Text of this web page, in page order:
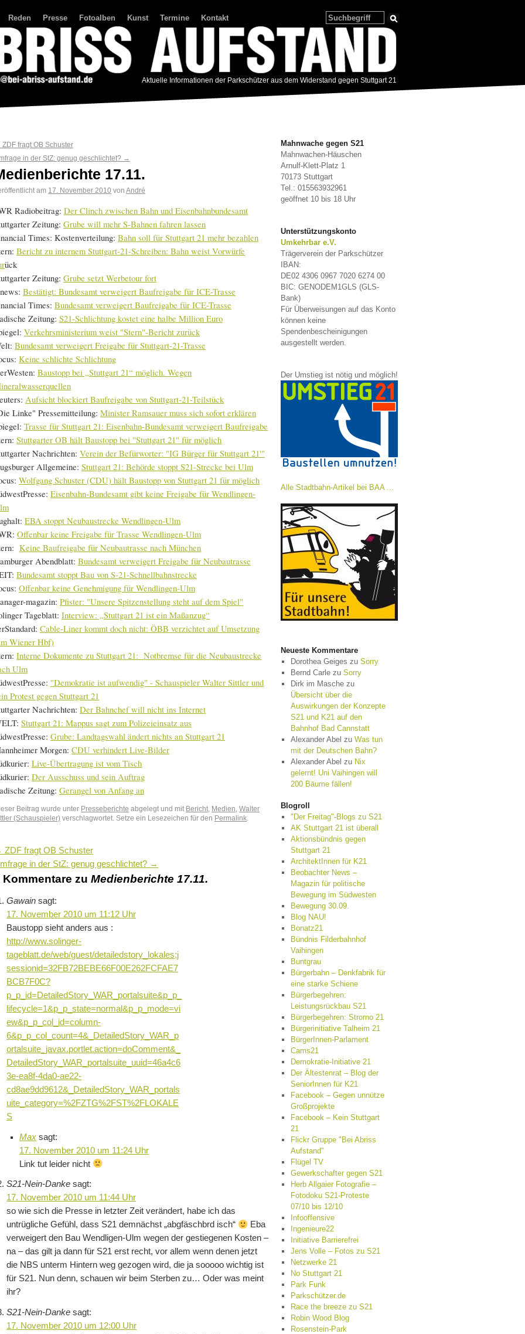
Reden Presse Fotoalben Kunst Termine Kontakt
Aktuelle Informationen der Parkschützer aus dem Widerstand gegen Stuttgart 21
ZDF fragt OB Schuster
in der StZ: genug geschlichtet? →
17.11.
am 17. November 2010 von André
Radiobeitrag: Der Clinch zwischen Bahn und Eisenbahnbundesamt
Zeitung: Grube will mehr S-Bahnen fahren lassen
Times: Kostenverteilung: Bahn soll für Stuttgart 21 mehr bezahlen
Bericht zu internem Stuttgart-21-Schreiben: Bahn weist Vorwürfe
ück
Zeitung: Grube setzt Werbetour fort
Bestätigt: Bundesamt verweigert Baufreigabe für ICE-Trasse
Times: Bundesamt verweigert Baufreigabe für ICE-Trasse
Zeitung: S21-Schlichtung kostet eine halbe Million Euro
Verkehrsministerium weist "Stern"-Bericht zurück
Bundesamt verweigert Freigabe für Stuttgart-21-Trasse
Keine schlichte Schlichtung
Baustopp bei „Stuttgart 21“ möglich. Wegen
Aufsicht blockiert Baufreigabe von Stuttgart-21-Teilstück
Linke" Pressemitteilung: Minister Ramsauer muss sich sofort erklären
Trasse für Stuttgart 21: Eisenbahn-Bundesamt verweigert Baufreigabe
Stuttgarter OB hält Baustopp bei "Stuttgart 21" für möglich
Nachrichten: Verein der Befürworter: "IG Bürger für Stuttgart 21'"
Allgemeine: Stuttgart 21: Behörde stoppt S21-Strecke bei Ulm
Wolfgang Schuster (CDU) hält Baustopp von Stuttgart 21 für möglich
Eisenbahn-Bundesamt gibt keine Freigabe für Wendlingen-
EBA stoppt Neubaustrecke Wendlingen-Ulm
Offenbar keine Freigabe für Trasse Wendlingen-Ulm
Keine Baufreigabe für Neubautrasse nach München
Abendblatt: Bundesamt verweigert Freigabe für Neubautrasse
Bundesamt stoppt Bau von S-21-Schnellbahnstrecke
Offenbar keine Genehmigung für Wendlingen-Ulm
magazin: Pfister: "Unsere Spitzenstellung steht auf dem Spiel"
Tageblatt: Interview: „Stuttgart 21 ist ein Maßanzug“
Cable-Liner kommt doch nicht: ÖBB verzichtet auf Umsetzung
Wiener Hbf)
Interne Dokumente zu Stuttgart 21: Notbremse für die Neubaustrecke
Ulm
"Demokratie ist aufwendig" - Schauspieler Walter Sittler und
Protest gegen Stuttgart 21
Nachrichten: Der Bahnchef will nicht ins Internet
Stuttgart 21: Mappus sagt zum Polizeieinsatz aus
Grube: Landtagswahl ändert nichts an Stuttgart 21
Morgen: CDU verhindert Live-Bilder
Live-Übertragung ist vom Tisch
Der Ausschuss und sein Auftrag
Zeitung: Gerangel von Anfang an
Beitrag wurde unter Presseberichte abgelegt und mit Bericht Medien Walter
(Schauspieler) verschlagwortet. Setze ein Lesezeichen für den Permalink
ZDF fragt OB Schuster
in der StZ: genug geschlichtet? →
Kommentare zu Medienberichte 17.11.
Gawain sagt:
17. November 2010 um 11:12 Uhr
Baustopp sieht anders aus :
http://www.solinger-
tageblatt.de/web/guest/detailedstory_lokales;j
sessionid=32FB72BEBE66F00E262FCFAE7
BCB7F0C?
p_p_id=DetailedStory_WAR_portalsuite&p_p_
lifecycle=1&p_p_state=normal&p_p_mode=vi
ew&p_p_col_id=column-
6&p_p_col_count=4&_DetailedStory_WAR_p
ortalsuite_javax.portlet.action=doComment&_
DetailedStory_WAR_portalsuite_uuid=46a4c6
3e-ea8f-4da0-ae22-
cd8ae9dd9612&_DetailedStory_WAR_portals
uite_category=%2FZTG%2FST%2FLOKALE
S
Max sagt:
17. November 2010 um 11:24 Uhr
Link tut leider nicht
S21-Nein-Danke sagt:
17. November 2010 um 11:44 Uhr
so wie sich die Presse in letzter Zeit verändert, habe ich das
untrügliche Gefühl, dass S21 demnächst „abgfäschbrd isch“
Eba
verweigert den Bau Wendligen-Ulm wegen der gestiegenen Kosten –
na – das gilt ja dann für S21 erst recht, vor allem wenn denen jetzt
die NBS unterm Hintern weg gezogen wird, die ja sooooo wichtig ist
für S21. Nun denn, schauen wir beim Sterben zu… Oder was meint
ihr?
S21-Nein-Danke sagt:
17. November 2010 um 12:00 Uhr
Mahnwache gegen S21
Mahnwachen-Häuschen
Arnulf-Klett-Platz 1
70173 Stuttgart
Tel.: 015563932961
geöffnet 10 bis 18 Uhr
Unterstützungskonto
Umkehrbar e.V.
Trägerverein der Parkschützer
IBAN:
DE02 4306 0967 7020 6274 00
BIC: GENODEM1GLS (GLS-
Bank)
Für Überweisungen auf das Konto
können keine
Spendenbescheinigungen
ausgestellt werden.
Der Umstieg ist nötig und möglich!
Alle Stadtbahn-Artikel bei BAA ...
Neueste Kommentare
Dorothea Geiges zu Sorry
Bernd Carlezu Sorry
Dirk im Maschezu
Übersicht über die
Auswirkungen der Konzepte
S21 und K21 auf den
Bahnhof Bad Cannstatt
Alexander Abel zu Was tun
mit der Deutschen Bahn?
Alexander Abel zu Nix
gelernt! Uni Vaihingen will
200 Bäume fällen!
Blogroll
"Der Freitag"-Blogs zu S21
AK Stuttgart 21 ist überall
Aktionsbündnis gegen
Stuttgart 21
ArchitektInnen für K21
Beobachter News –
Magazin für politische
Bewegung im Südwesten
Bewegung 30.09.
Blog NAU!
Bonatz21
Bündnis Filderbahnhof
Vaihingen
Buntgrau
Bürgerbahn – Denkfabrik für
eine starke Schiene
Bürgerbegehren:
Leistungsrückbau S21
Bürgerbegehren: Strorno 21
Bürgerinitiative Talheim 21
BürgerInnen-Parlament
Cams21
Demokratie-Initiative 21
Der Ältestenrat – Blog der
SeniorInnen für K21
Facebook – Gegen unnütze
Großprojekte
Facebook – Kein Stuttgart
21
Flickr Gruppe "Bei Abriss
Aufstand"
Flügel TV
Gewerkschafter gegen S21
Herb Allgaier Fotografie –
Fotodoku S21-Proteste
07/10 bis 12/10
Infooffensive
Ingenieure22
Initiative Barrierefrei
Jens Volle – Fotos zu S21
Netzwerke 21
No Stuttgart 21
Park Funk
Parkschützer.de
Race the breeze zu S21
Robin Wood Blog
Rosenstein-Park